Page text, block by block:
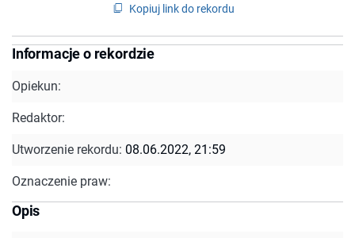
Kopiuj link do rekordu
Informacje o rekordzie
Opiekun:
Redaktor:
Utworzenie rekordu: 08.06.2022, 21:59
Oznaczenie praw:
Opis